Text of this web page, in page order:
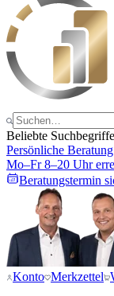
Beliebte
Persönliche Beratung
Mo–Fr 8–20 Uhr
Beratungstermin
Konto Merkzettel